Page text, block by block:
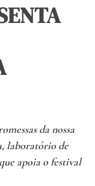
da nossa
laboratório de
apoia o festival